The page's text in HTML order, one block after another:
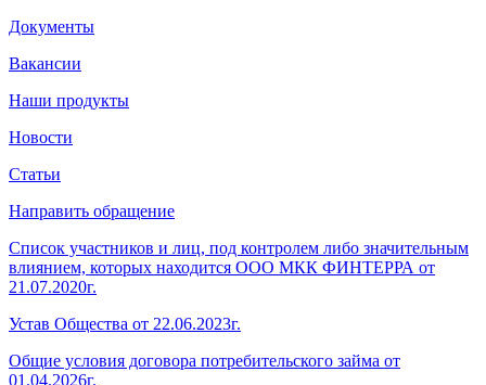
Документы
Вакансии
Наши продукты
Новости
Статьи
Направить обращение
Список участников и лиц, под контролем либо значительным
влиянием, которых находится ООО МКК ФИНТЕРРА от
21.07.2020г.
Устав Общества от 22.06.2023г.
Общие условия договора потребительского займа от
01.04.2026г.